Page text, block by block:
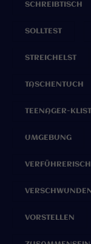
SCHREIBTISCH
SOLLTEST
STREICHELST
TASCHENTUCH
TEENAGER-
UMGEBUNG
VERFÜHRERISCH
VERSCHWUNDEN
VORSTELLEN